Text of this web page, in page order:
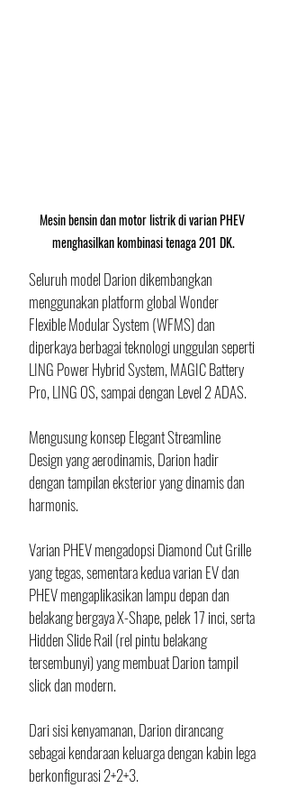
Mesin bensin dan motor listrik di varian PHEV
menghasilkan kombinasi tenaga 201 DK.
Seluruh model Darion dikembangkan
menggunakan platform global Wonder
Flexible Modular System (WFMS) dan
diperkaya berbagai teknologi unggulan seperti
LING Power Hybrid System, MAGIC Battery
Pro, LING OS, sampai dengan Level 2 ADAS.
Mengusung konsep Elegant Streamline
Design yang aerodinamis, Darion hadir
dengan tampilan eksterior yang dinamis dan
harmonis.
Varian PHEV mengadopsi Diamond Cut Grille
yang tegas, sementara kedua varian EV dan
PHEV mengaplikasikan lampu depan dan
belakang bergaya X-Shape, pelek 17 inci, serta
Hidden Slide Rail (rel pintu belakang
tersembunyi) yang membuat Darion tampil
slick dan modern.
Dari sisi kenyamanan, Darion dirancang
sebagai kendaraan keluarga dengan kabin lega
berkonfigurasi 2+2+3.